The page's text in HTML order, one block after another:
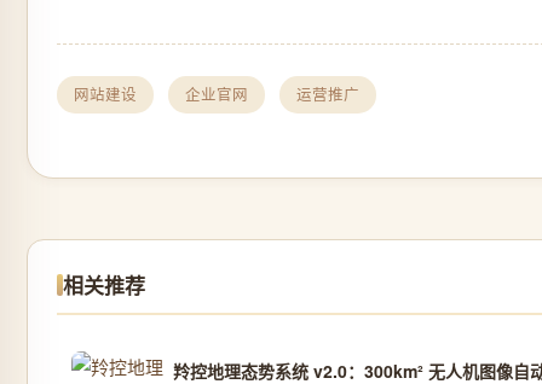
网站建设 企业官网 运营推广
相关推荐
羚控地理态势系统 v2.0：300km² 无人机图像自